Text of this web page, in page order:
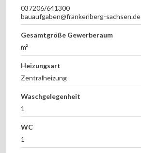
037206/641300
bauaufgaben@frankenberg-sachsen.de
Gesamtgröße Gewerberaum
m²
Heizungsart
Zentralheizung
Waschgelegenheit
1
WC
1